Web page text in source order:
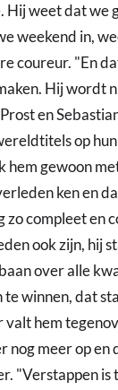
Hij weet dat we
weekend in,
coureur. "En
Hij wordt
en
op
hem gewoon
ken en
compleet en
ook zijn, hij
over alle
te winnen, dat
valt hem
nog meer op en
"Verstappen is